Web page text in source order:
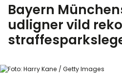
Bayern
udligner vild